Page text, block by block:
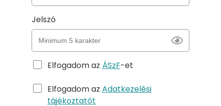
Jelszó
Elfogadom az ÁSzF-et
Elfogadom az Adatkezelési
tájékoztatót